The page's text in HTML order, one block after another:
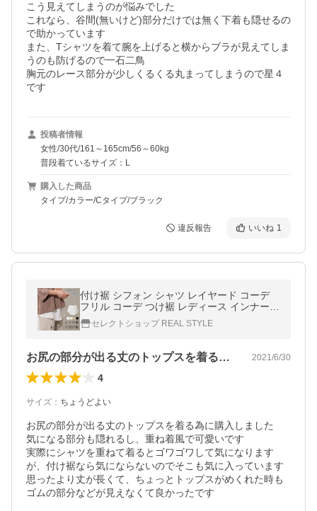
こう見えてしまうのが悩みでした
これなら、谷間(無いけど)部分だけでは無く下着も隠せるの
で助かっています
また、Tシャツを着て腕を上げると横からブラが見えてしま
うのも防げるので一石二鳥
胸元のレース部分が少しくるくる丸まってしまうので星４
です
投稿者情報
女性/30代/161～165cm/56～60kg
普段着ているサイズ：L
購入した商品
タイプ/カラー/Cタイプ/ブラック
違反報告 いいね 1
付け裾 シフォン シャツ レイヤード コーデ
フリル コーデ つけ裾 レディース インナー
裾 ラウンド フロントタック 無地 ゆったり
重ね着風
セレクトショップ REAL STYLE
お尻の部分が出る丈のトップスを着る為に… 2021/6/30
4
サイズ ： ちょうどよい
お尻の部分が出る丈のトップスを着る為に購入しました
気になる部分も隠れるし、重ね着風で可愛いです
実際にシャツを重ねて着るとゴワゴワして気になります
が、付け裾なら気にならないのでそこも気に入っています
思ったより丈が長くて、ちょっとトップスがめくれた時も
ゴムの部分などが見えなくて良かったです